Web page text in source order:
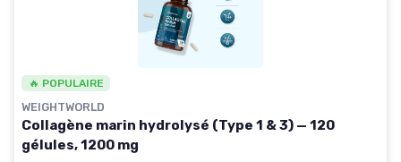
🔥 POPULAIRE
WEIGHTWORLD
Collagène marin hydrolysé (Type 1 & 3) — 120
gélules, 1200 mg